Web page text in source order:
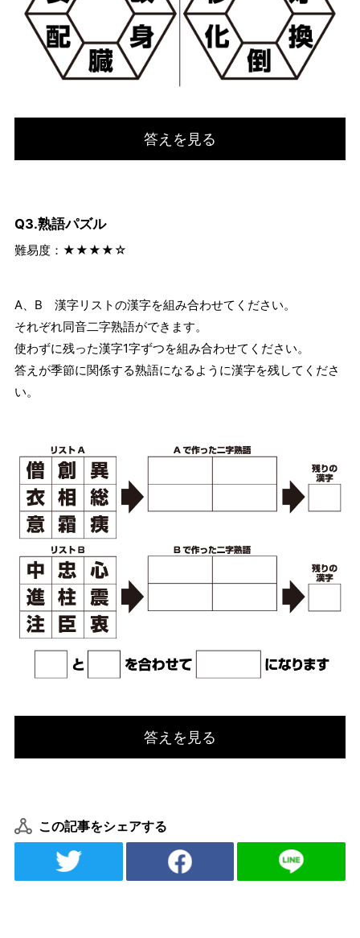
答えを見る
Q3.熟語パズル
難易度：★★★★☆
A、B 漢字リストの漢字を組み合わせてください。
それぞれ同音二字熟語ができます。
使わずに残った漢字1字ずつを組み合わせてください。
答えが季節に関係する熟語になるように漢字を残してくださ
い。
答えを見る
この記事をシェアする